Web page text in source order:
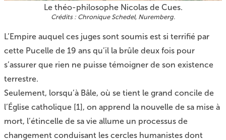
Le théo-philosophe Nicolas de Cues.
Chronique Schedel, Nuremberg.
L’Empire auquel ces juges sont soumis est si terrifié par
cette Pucelle de 19 ans qu’il la brûle deux fois pour
s’assurer que rien ne puisse témoigner de son existence
terrestre.
Seulement, lorsqu’à Bâle, où se tient le grand concile de
l’Église catholique [1], on apprend la nouvelle de sa mise à
mort, l’étincelle de sa vie allume un processus de
changement conduisant les cercles humanistes dont